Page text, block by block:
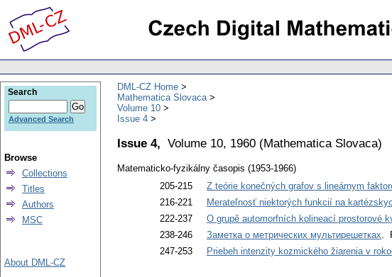
DML-CZ Home
Mathematica Slovaca
Volume 10
Issue 4
Issue 4, Volume 10, 1960 (Mathematica Slovaca)
Matematicko-fyzikálny časopis (1953-1966)
205-215
Z teórie konečných grafov s lineárnym
216-221
Merateľnosť niektorých funkcií na
222-237
O grupě automorfních kolineací prostorové
238-246
Заметка о метрических мультирешетках.
247-253
Priebeh intenzity kozmického žiarenia v
Search
Advanced Search
Browse
Collections
Titles
Authors
MSC
About DML-CZ